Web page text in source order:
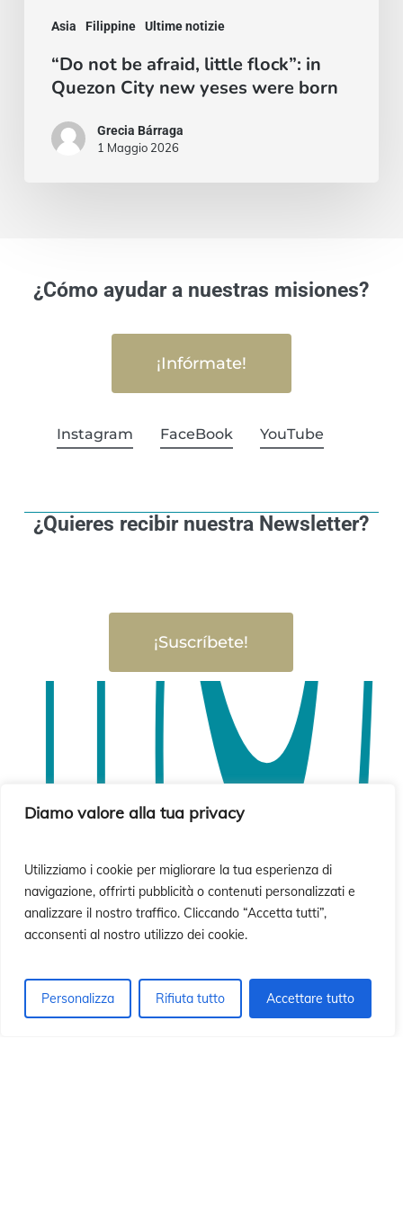
Diamo valore alla tua privacy
Utilizziamo i cookie per migliorare la tua esperienza di
navigazione, offrirti pubblicità o contenuti personalizzati e
analizzare il nostro traffico. Cliccando “Accetta tutti”,
acconsenti al nostro utilizzo dei cookie.
Personalizza Rifiuta tutto Accettare tutto
Asia Filippine Ultime notizie
born“Do not be afraid, little flock”: in
Quezon City new yeses were born
Grecia Bárraga
1 Maggio 2026
¿Cómo ayudar a nuestras misiones?
¡Infórmate!
Instagram FaceBook YouTube
¿Quieres recibir nuestra Newsletter?
¡Suscríbete!